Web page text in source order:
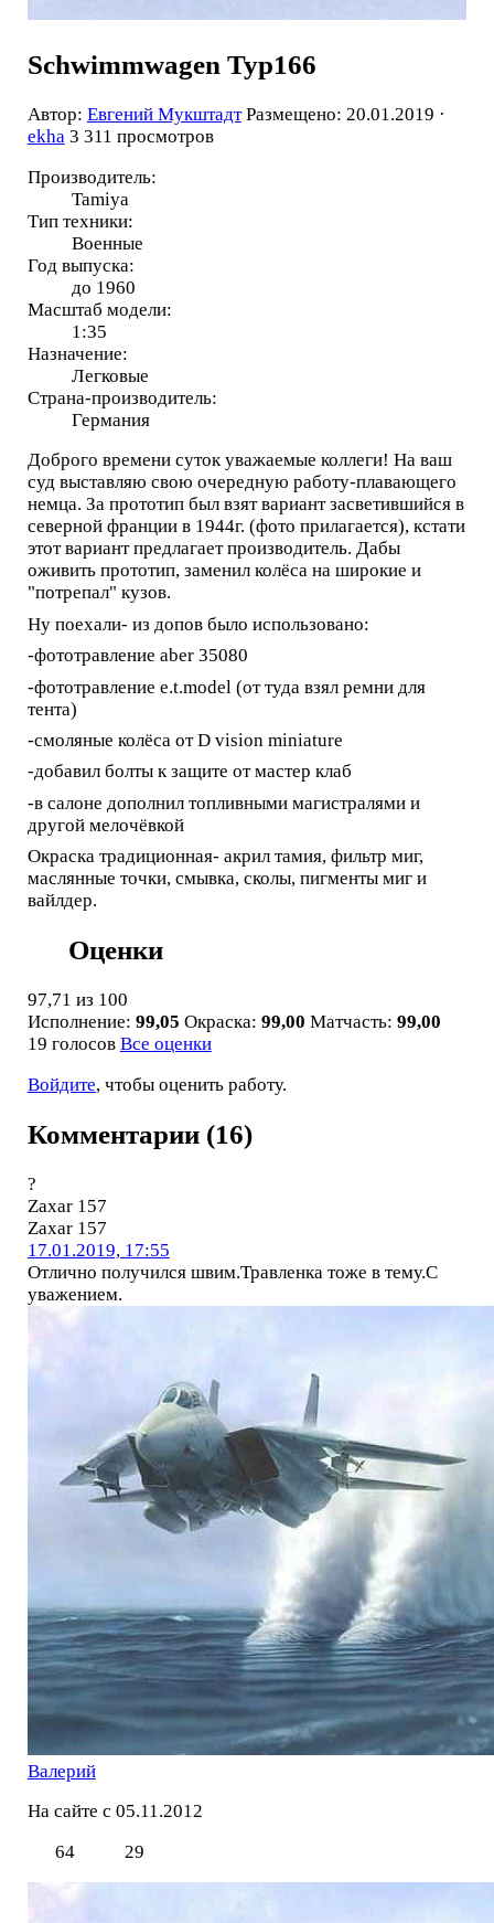
Schwimmwagen Typ166
Автор: Евгений Мукштадт Размещено: 20.01.2019 ·
ekha 3 311 просмотров
Производитель:
Tamiya
Тип техники:
Военные
Год выпуска:
до 1960
Масштаб модели:
1:35
Назначение:
Легковые
Страна-производитель:
Германия
Доброго времени суток уважаемые коллеги! На ваш
суд выставляю свою очередную работу-плавающего
немца. За прототип был взят вариант засветившийся в
северной франции в 1944г. (фото прилагается), кстати
этот вариант предлагает производитель. Дабы
оживить прототип, заменил колёса на широкие и
"потрепал" кузов.
Ну поехали- из допов было использовано:
-фототравление aber 35080
-фототравление e.t.model (от туда взял ремни для
тента)
-смоляные колёса от D vision miniature
-добавил болты к защите от мастер клаб
-в салоне дополнил топливными магистралями и
другой мелочёвкой
Окраска традиционная- акрил тамия, фильтр миг,
маслянные точки, смывка, сколы, пигменты миг и
вайлдер.
Оценки
97,71 из 100
Исполнение: 99,05 Окраска: 99,00 Матчасть: 99,00
19 голосов Все оценки
Войдите, чтобы оценить работу.
Комментарии (16)
?
Zaxar 157
Zaxar 157
17.01.2019, 17:55
Отлично получился швим.Травленка тоже в тему.С
уважением.
Валерий
На сайте с 05.11.2012
64
29